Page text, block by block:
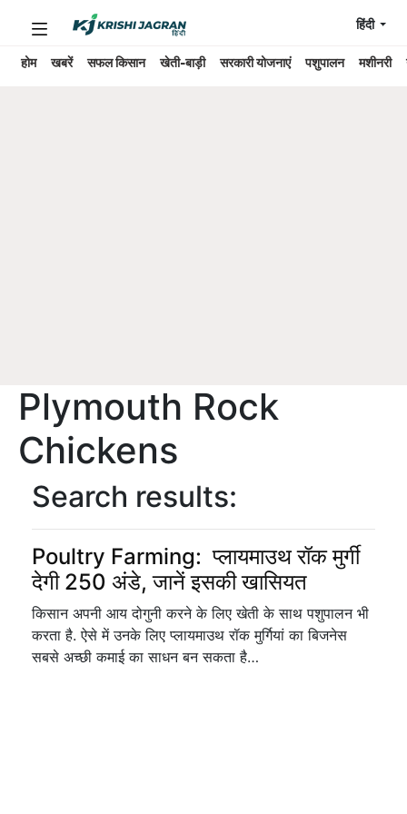
होम खबरें सफल किसान खेती-बाड़ी सरकारी योजनाएं पशुपालन मशीनरी
हिंदी
Plymouth Rock
Chickens
Search results:
Poultry Farming: प्लायमाउथ रॉक मुर्गी
देगी 250 अंडे, जानें इसकी खासियत
किसान अपनी आय दोगुनी करने के लिए खेती के साथ पशुपालन भी
करता है. ऐसे में उनके लिए प्लायमाउथ रॉक मुर्गियां का बिजनेस
सबसे अच्छी कमाई का साधन बन सकता है…